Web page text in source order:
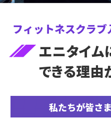
フィットネスクラブ
エニタイム
できる理由
私たちが皆さ